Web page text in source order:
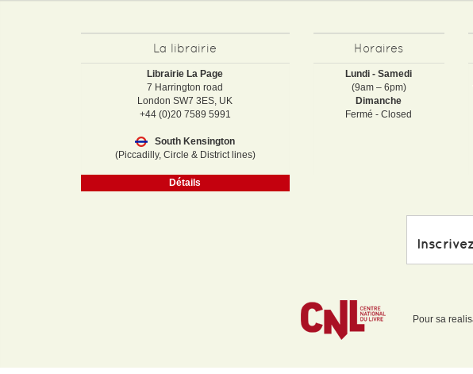
La librairie
Librairie La Page
7 Harrington road
London SW7 3ES, UK
+44 (0)20 7589 5991
South Kensington
(Piccadilly, Circle & District lines)
Détails
Horaires
Lundi - Samedi
(9am – 6pm)
Dimanche
Fermé - Closed
Pour sa